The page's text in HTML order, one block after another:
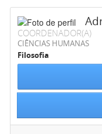
COORDENADOR(A)
CIÊNCIAS HUMANAS
Filosofia